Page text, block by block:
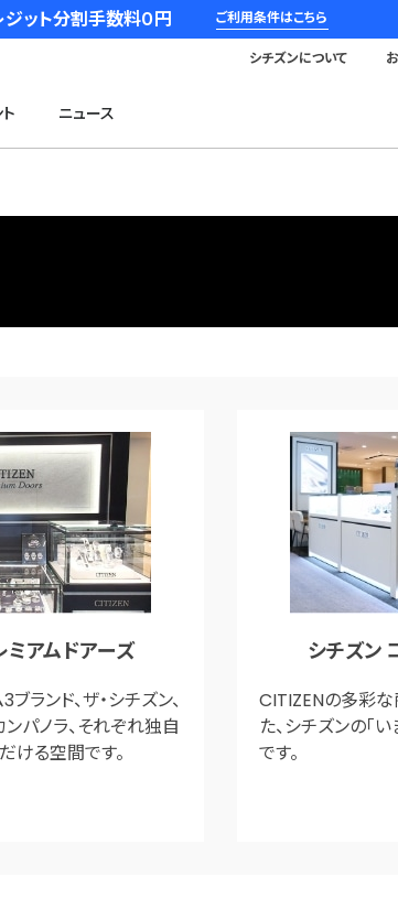
ット分割手数料０円 ご利用条件はこちら
ニュース
シチズンについて
ミアムドアーズ
ランド、ザ・シチズン、
ンパノラ、それぞれ独自
ける空間です。
シチズン
CITIZENの多彩
た、シチズンの「
です。